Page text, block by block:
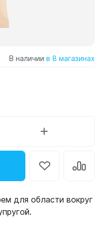
В наличии в 8 магазинах
для области вокруг